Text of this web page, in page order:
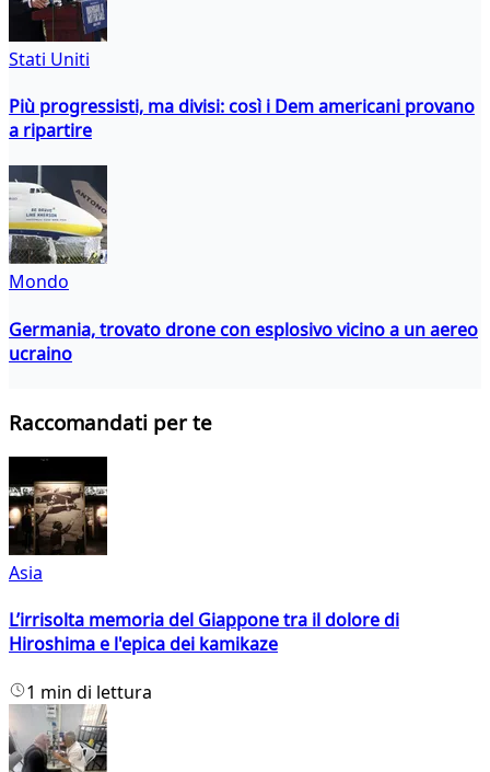
Stati Uniti
Più progressisti, ma divisi: così i Dem americani provano
a ripartire
Mondo
Germania, trovato drone con esplosivo vicino a un aereo
ucraino
Raccomandati per te
Asia
L’irrisolta memoria del Giappone tra il dolore di
Hiroshima e l'epica dei kamikaze
1 min di lettura